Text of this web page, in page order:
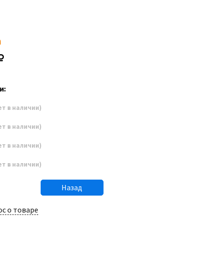
в наличии)
в наличии)
в наличии)
в наличии)
Назад
о товаре